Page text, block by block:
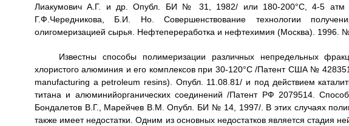
Лиакумович А.Г. и др. Опубл. БИ № 31, 1982/ или 180-200°С, 4-5 атм
Г.Ф.Чередникова, Б.И. Но. Совершенствование технологии
олигомеризацией сырья. Нефтепереработка и нефтехимия (Москва). 1996.
Известны способы полимеризации различных непредельных
хлористого алюминия и его комплексов при 30-120°С /Патент США №
manufacturing a petroleum resins). Опубл. 11.08.81/ и под действием
титана и алюминийорганических соединений /Патент РФ 2079514.
Бондалетов В.Г., Марейчев В.М. Опубл. БИ № 14, 1997/. В этих случаях
также имеет недостатки. Одним из основных недостатков является стадия